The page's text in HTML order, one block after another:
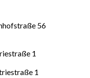
56
1
1